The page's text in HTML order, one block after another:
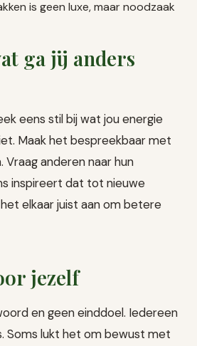
is geen luxe, maar noodzaak
ga jij anders
eens stil bij wat jou energie
Maak het bespreekbaar met
Vraag anderen naar hun
inspireert dat tot nieuwe
elkaar juist aan om betere
jezelf
en geen einddoel. Iedereen
Soms lukt het om bewust met